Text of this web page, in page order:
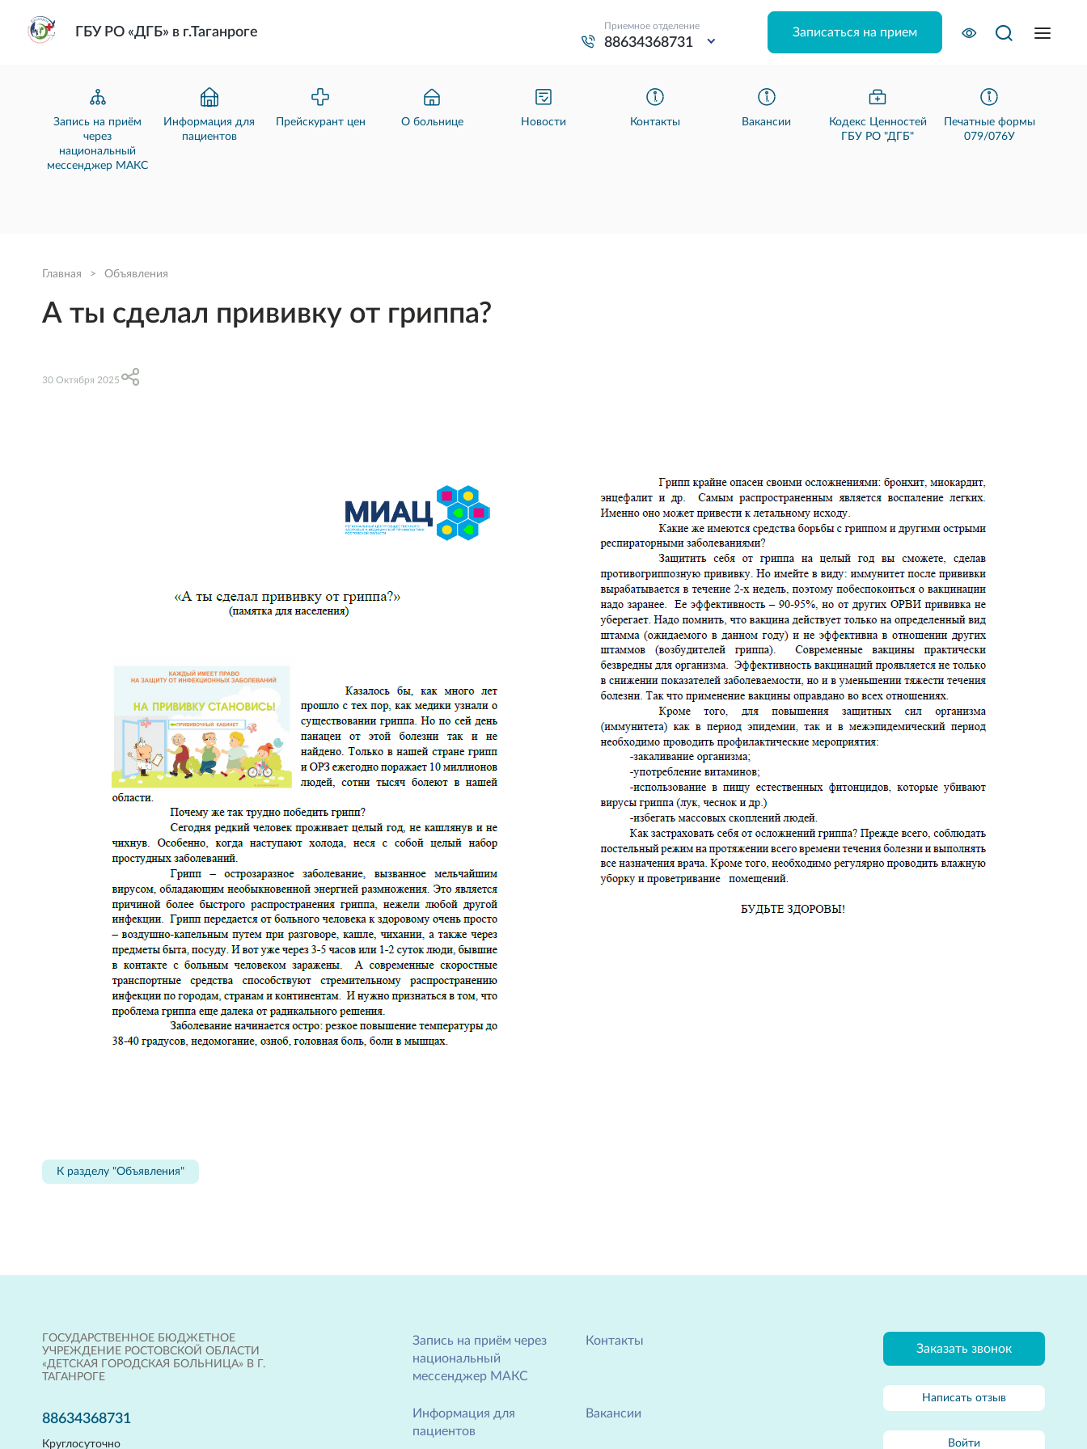
Запись на приём
через
национальный
мессенджер МАКС
Информация для
пациентов
Прейскурант цен О больнице Новости Контакты Вакансии
Кодекс Ценностей
ГБУ РО "ДГБ"
Печатные формы
079/076У
Главная > Объявления
А ты сделал прививку от гриппа?
30 Октября 2025
К разделу "Объявления"
ГБУ РО «ДГБ» в г.Таганроге Приемное отделение
88634368731
Записаться на прием
ГОСУДАРСТВЕННОЕ БЮДЖЕТНОЕ
УЧРЕЖДЕНИЕ РОСТОВСКОЙ ОБЛАСТИ
«ДЕТСКАЯ ГОРОДСКАЯ БОЛЬНИЦА» В Г.
ТАГАНРОГЕ
88634368731
Круглосуточно
Запись на приём через
национальный
мессенджер МАКС
Информация для
пациентов
Контакты
Вакансии
Заказать звонок
Написать отзыв
Войти